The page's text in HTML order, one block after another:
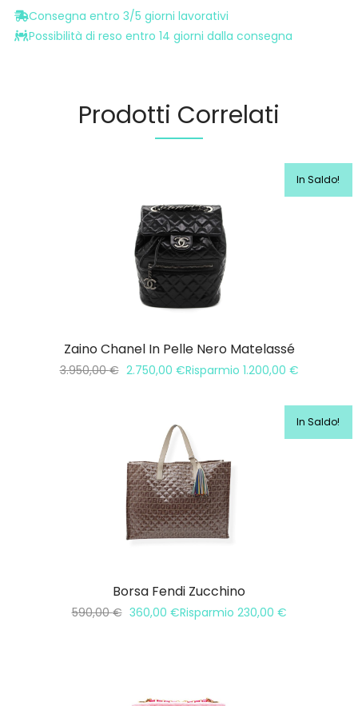
Consegna entro 3/5 giorni lavorativi
Possibilità di reso entro 14 giorni dalla consegna
Prodotti Correlati
In Saldo!
Zaino Chanel In Pelle Nero Matelassé
3.950,00€ 2.750,00 €Risparmio 1.200,00 €
In Saldo!
Borsa Fendi Zucchino
590,00€ 360,00 €Risparmio 230,00 €